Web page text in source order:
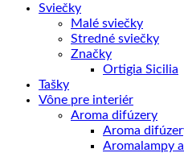
Sviečky
Malé sviečky
Stredné sviečky
Značky
Ortigia Sicilia
Tašky
Vône pre interiér
Aroma difúzery
Aroma
Aromalampy